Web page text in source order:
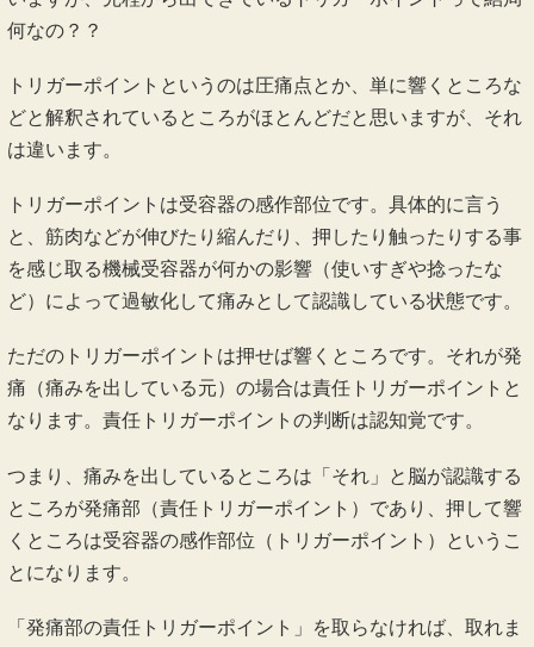
何なの？？
トリガーポイントというのは圧痛点とか、単に響くところな
どと解釈されているところがほとんどだと思いますが、それ
は違います。
トリガーポイントは受容器の感作部位です。具体的に言う
と、筋肉などが伸びたり縮んだり、押したり触ったりする事
を感じ取る機械受容器が何かの影響（使いすぎや捻ったな
ど）によって過敏化して痛みとして認識している状態です。
ただのトリガーポイントは押せば響くところです。それが発
痛（痛みを出している元）の場合は責任トリガーポイントと
なります。責任トリガーポイントの判断は認知覚です。
つまり、痛みを出しているところは「それ」と脳が認識する
ところが発痛部（責任トリガーポイント）であり、押して響
くところは受容器の感作部位（トリガーポイント）というこ
とになります。
「発痛部の責任トリガーポイント」を取らなければ、取れま